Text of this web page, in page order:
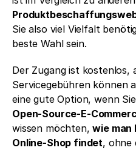
Sie also viel Vielfalt
beste Wahl sein.
Der Zugang ist kostenlos,
Servicegebühren können
eine gute Option, wenn
Open-Source-E-
wissen möchten, wie man
Online-Shop findet, ohne